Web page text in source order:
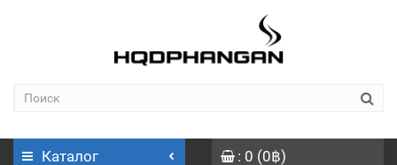
Каталог : 0 (0฿)